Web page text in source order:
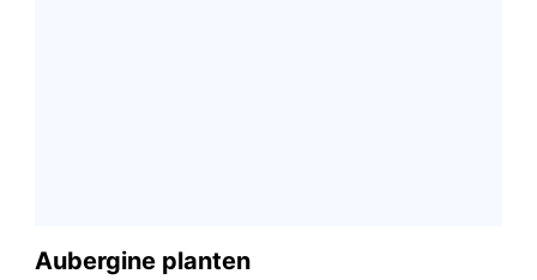
Aubergine planten